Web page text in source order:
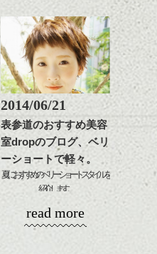
ながらもみこみ、なじま
せます。
質感をかるくととのえな
がら耳かけアレンジする
のも良い感じです。
これからのスタイルチェ
ンジ、似合うカラーリン
グの事やお手入れ方法な
ど
是非なんでもご相談して
下さいね。
ナチュラルなベージュカ
ラーで全体にツヤと透明
感をプラスして
質感も綺麗に見せやす
く。
スタイリング方法は全体
をドライした後、
ワックスとオイルを混ぜ
ながらもみこみ、なじま
せます。
質感をかるくととのえな
がら耳かけアレンジする
のも良い感じです。
2014/06/21
表参道のおすすめ美容
室dropのブログ、ベリ
ーショートで軽々。
夏におすすめのベリーショートスタイルを
紹介します。
read more